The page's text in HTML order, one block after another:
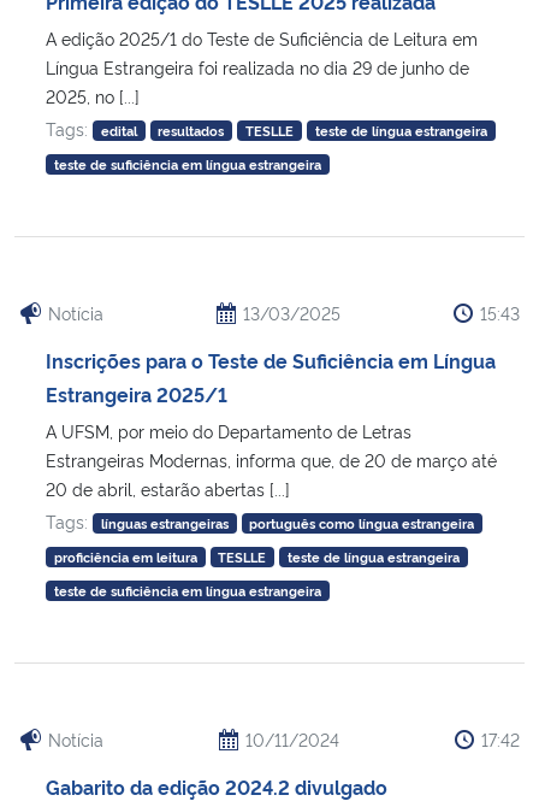
Ministério da Cidadania
Ministério da Saúde
Ministério de Minas e Energia
Ministério do Desenvolvimento Regional
Controladoria-Geral da União
Ministério da Mulher, da Família e dos Direitos Humanos
Secretaria-Geral
Secretaria de Governo
Advocacia-Geral da União
A edição 2025/1 do Teste de Suficiência de Leitura em
Língua Estrangeira foi realizada no dia 29 de junho de
2025, no [...]
Tags:
edital resultados TESLLE
teste de língua estrangeira
teste de suficiência em língua estrangeira
Notícia 13/03/2025 15:43
Inscrições para o Teste de Suficiência em Língua
Estrangeira 2025/1
A UFSM, por meio do Departamento de Letras
Estrangeiras Modernas, informa que, de 20 de março até
20 de abril, estarão abertas [...]
Tags:
línguas estrangeiras
português como língua estrangeira
proficiência em leitura
TESLLE
teste de língua estrangeira
teste de suficiência em língua estrangeira
Notícia 10/11/2024 17:42
Gabarito da edição 2024.2 divulgado